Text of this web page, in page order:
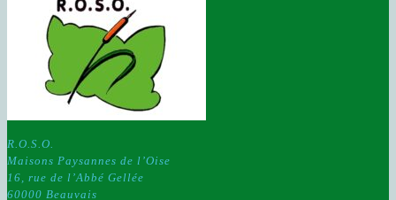
R.O.S.O.
Maisons Paysannes de l’Oise
16, rue de l’Abbé Gellée
60000 Beauvais